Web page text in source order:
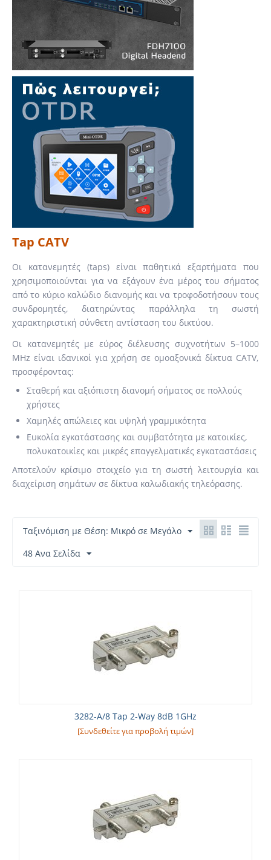
Tap CATV
Οι κατανεμητές (taps) είναι παθητικά εξαρτήματα που
χρησιμοποιούνται για να εξάγουν ένα μέρος του σήματος
από το κύριο καλώδιο διανομής και να τροφοδοτήσουν τους
συνδρομητές, διατηρώντας παράλληλα τη σωστή
χαρακτηριστική σύνθετη αντίσταση του δικτύου.
Οι κατανεμητές με εύρος διέλευσης συχνοτήτων 5–1000
MHz είναι ιδανικοί για χρήση σε ομοαξονικά δίκτυα CATV,
προσφέροντας:
Σταθερή και αξιόπιστη διανομή σήματος σε πολλούς
χρήστες
Χαμηλές απώλειες και υψηλή γραμμικότητα
Ευκολία εγκατάστασης και συμβατότητα με κατοικίες,
πολυκατοικίες και μικρές επαγγελματικές εγκαταστάσεις
Αποτελούν κρίσιμο στοιχείο για τη σωστή λειτουργία και
διαχείριση σημάτων σε δίκτυα καλωδιακής τηλεόρασης.
Ταξινόμιση με Θέση: Μικρό σε Μεγάλο
48 Ανα Σελίδα
3282-A/8 Tap 2-Way 8dB 1GHz
[Συνδεθείτε για προβολή τιμών]